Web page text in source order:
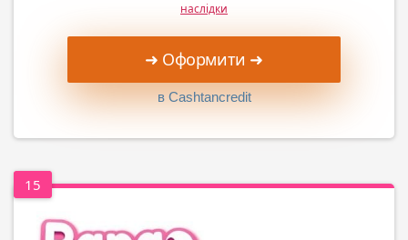
наслідки
➜ Оформити ➜
в Cashtancredit
15